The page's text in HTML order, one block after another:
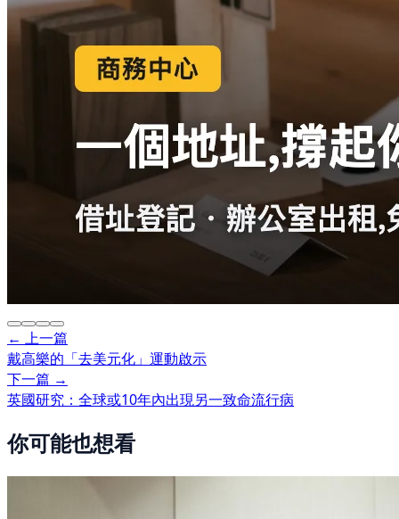
← 上一篇
戴高樂的「去美元化」運動啟示
下一篇 →
英國研究：全球或10年內出現另一致命流行病
你可能也想看